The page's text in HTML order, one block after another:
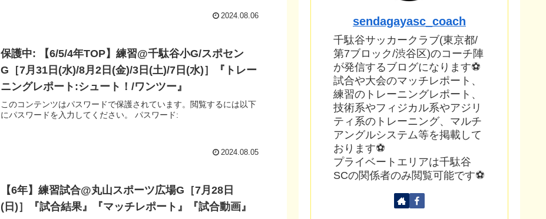
2024.08.06
保護中: 【6/5/4年TOP】練習@千駄谷小G/スポセン
G［7月31日(水)/8月2日(金)/3日(土)/7日(水)］『トレー
ニングレポート:シュート！/ワンツー』
このコンテンツはパスワードで保護されています。閲覧するには以下
にパスワードを入力してください。 パスワード:
2024.08.05
【6年】練習試合@丸山スポーツ広場G［7月28日
(日)］『試合結果』『マッチレポート』『試合動画』
sendagayasc_coach
千駄谷サッカークラブ(東京都/
第7ブロック/渋谷区)のコーチ陣
が発信するブログになります⚽
試合や大会のマッチレポート、
練習のトレーニングレポート、
技術系やフィジカル系やアジリ
ティ系のトレーニング、マルチ
アングルシステム等を掲載して
おります⚽
プライベートエリアは千駄谷
SCの関係者のみ閲覧可能です⚽